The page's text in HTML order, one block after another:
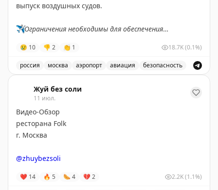
выпуск воздушных судов.
✈️Ограничения необходимы для обеспечения
✈️ Говорит Росавиация| MАХ
😢 10 👎 2 👏 1 18.7K(0.1%)
россия москва аэропорт авиация безопасность
Жуй без соли
11 июл.
Видео-Обзор
ресторана Folk
г. Москва
@zhuybezsoli
❤ 14 🔥 5 🌭 4 💔 2 2.2K(1.1%)